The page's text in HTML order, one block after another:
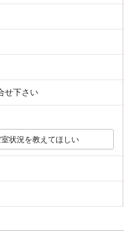
せ下さい
室状況を教えてほしい